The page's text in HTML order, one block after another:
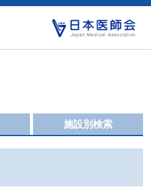
施設別検索